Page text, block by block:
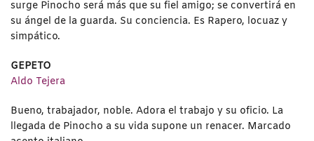
surge Pinocho será más que su fiel amigo; se convertirá en
su ángel de la guarda. Su conciencia. Es Rapero, locuaz y
simpático.
GEPETO
Aldo Tejera
Bueno, trabajador, noble. Adora el trabajo y su oficio. La
llegada de Pinocho a su vida supone un renacer. Marcado